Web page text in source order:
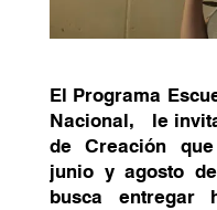
El Programa
Nacional, le
de Creación
junio y agosto
busca entregar